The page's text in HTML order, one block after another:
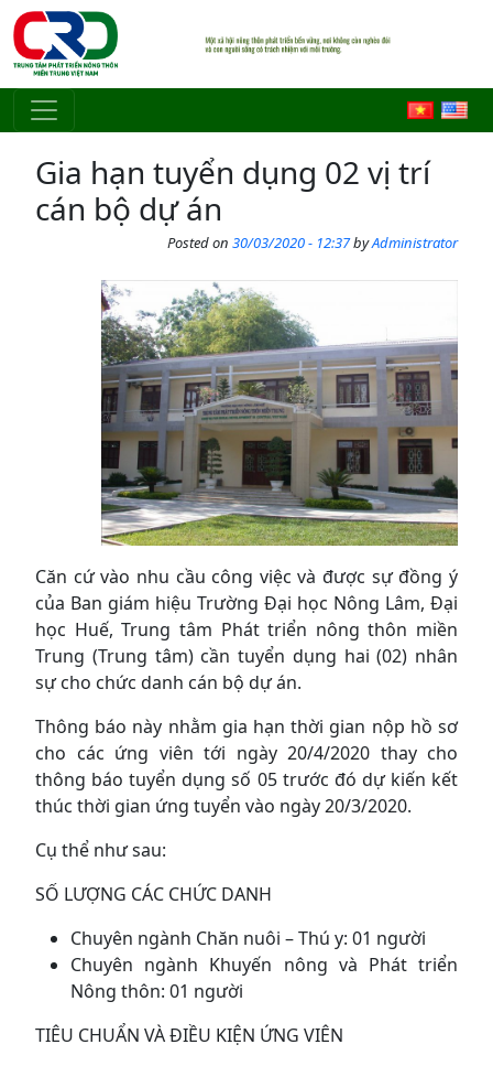
Skip to main content
Gia hạn tuyển dụng 02 vị trí
cán bộ dự án
Posted on 30/03/2020 - 12:37byAdministrator
Căn cứ vào nhu cầu công việc và được sự đồng ý
của Ban giám hiệu Trường Đại học Nông Lâm, Đại
học Huế, Trung tâm Phát triển nông thôn miền
Trung (Trung tâm) cần tuyển dụng hai (02) nhân
sự cho chức danh cán bộ dự án.
Thông báo này nhằm gia hạn thời gian nộp hồ sơ
cho các ứng viên tới ngày 20/4/2020 thay cho
thông báo tuyển dụng số 05 trước đó dự kiến kết
thúc thời gian ứng tuyển vào ngày 20/3/2020.
Cụ thể như sau:
SỐ LƯỢNG CÁC CHỨC DANH
Chuyên ngành Chăn nuôi – Thú y: 01 người
Chuyên ngành Khuyến nông và Phát triển
Nông thôn: 01 người
TIÊU CHUẨN VÀ ĐIỀU KIỆN ỨNG VIÊN